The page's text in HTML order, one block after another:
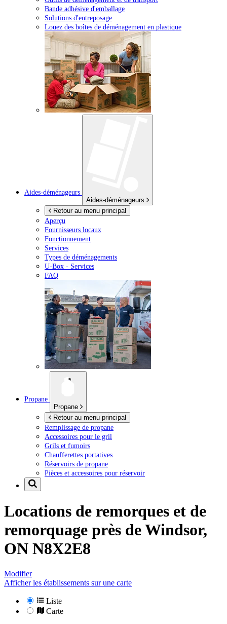
Bande adhésive d'emballage
Solutions d'entreposage
Louez des boîtes de déménagement en plastique
Aides-déménageurs
Aides-déménageurs
Retour au menu principal
Aperçu
Fournisseurs locaux
Fonctionnement
Services
Types de déménagements
U-Box - Services
FAQ
Propane
Propane
Retour au menu principal
Remplissage de propane
Accessoires pour le gril
Grils et fumoirs
Chaufferettes portatives
Réservoirs de propane
Pièces et accessoires pour réservoir
Locations de remorques et de
remorquage près deWindsor,
ON N8X2E8
Modifier
Afficher les établissements sur une carte
Liste
Carte